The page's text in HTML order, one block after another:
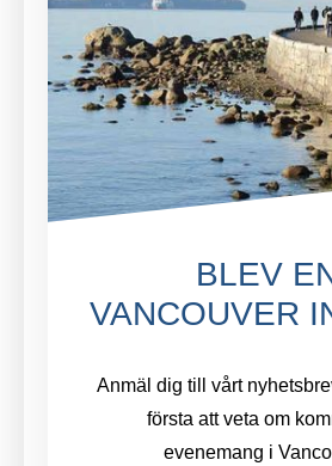
BLEV
VANCOUVER
Anmäl dig till vårt
första att veta om
evenemang i